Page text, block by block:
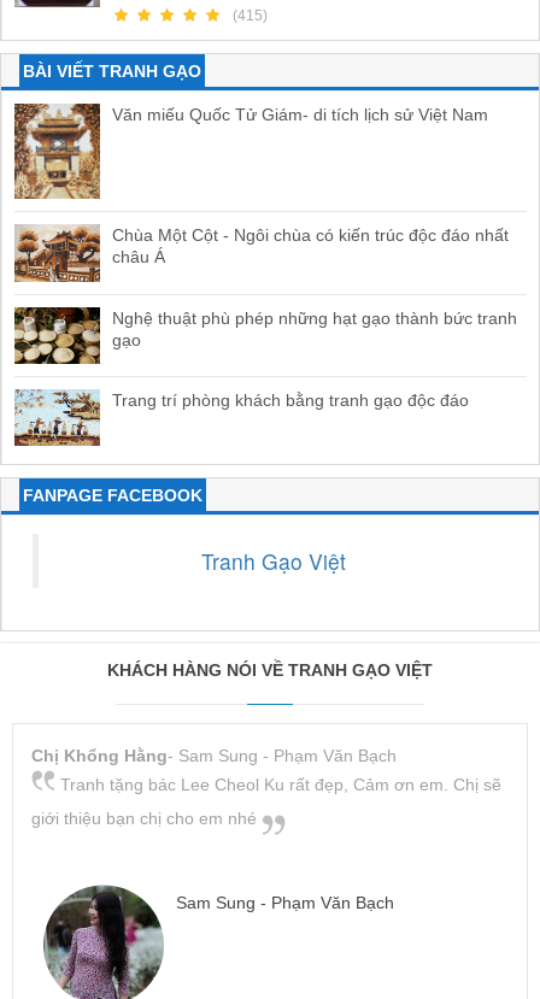
(415)
BÀI VIẾT TRANH GẠO
Văn miếu Quốc Tử Giám- di tích lịch sử Việt Nam
Chùa Một Cột - Ngôi chùa có kiến trúc độc đáo nhất
châu Á
Nghệ thuật phù phép những hạt gạo thành bức tranh
gạo
Trang trí phòng khách bằng tranh gạo độc đáo
FANPAGE FACEBOOK
Tranh Gạo Việt
KHÁCH HÀNG NÓI VỀ TRANH GẠO VIỆT
Chị Khổng Hằng- Sam Sung - Phạm Văn Bạch
Tranh tặng bác Lee Cheol Ku rất đẹp, Cảm ơn em. Chị sẽ
giới thiệu bạn chị cho em nhé
Sam Sung - Phạm Văn Bạch